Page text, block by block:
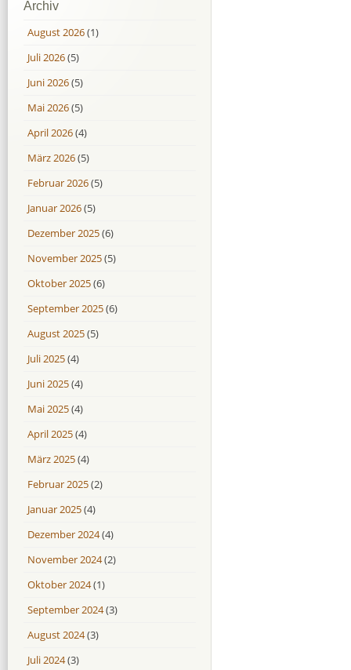
Archiv
August 2026(1)
Juli 2026(5)
Juni 2026(5)
Mai 2026(5)
April 2026(4)
März 2026(5)
Februar 2026(5)
Januar 2026(5)
Dezember 2025(6)
November 2025(5)
Oktober 2025(6)
September 2025(6)
August 2025(5)
Juli 2025(4)
Juni 2025(4)
Mai 2025(4)
April 2025(4)
März 2025(4)
Februar 2025(2)
Januar 2025(4)
Dezember 2024(4)
November 2024(2)
Oktober 2024(1)
September 2024(3)
August 2024(3)
Juli 2024(3)